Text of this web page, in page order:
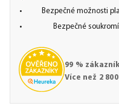
Bezpečné možnosti
Bezpečné soukromí
99 %
Více než 2 800